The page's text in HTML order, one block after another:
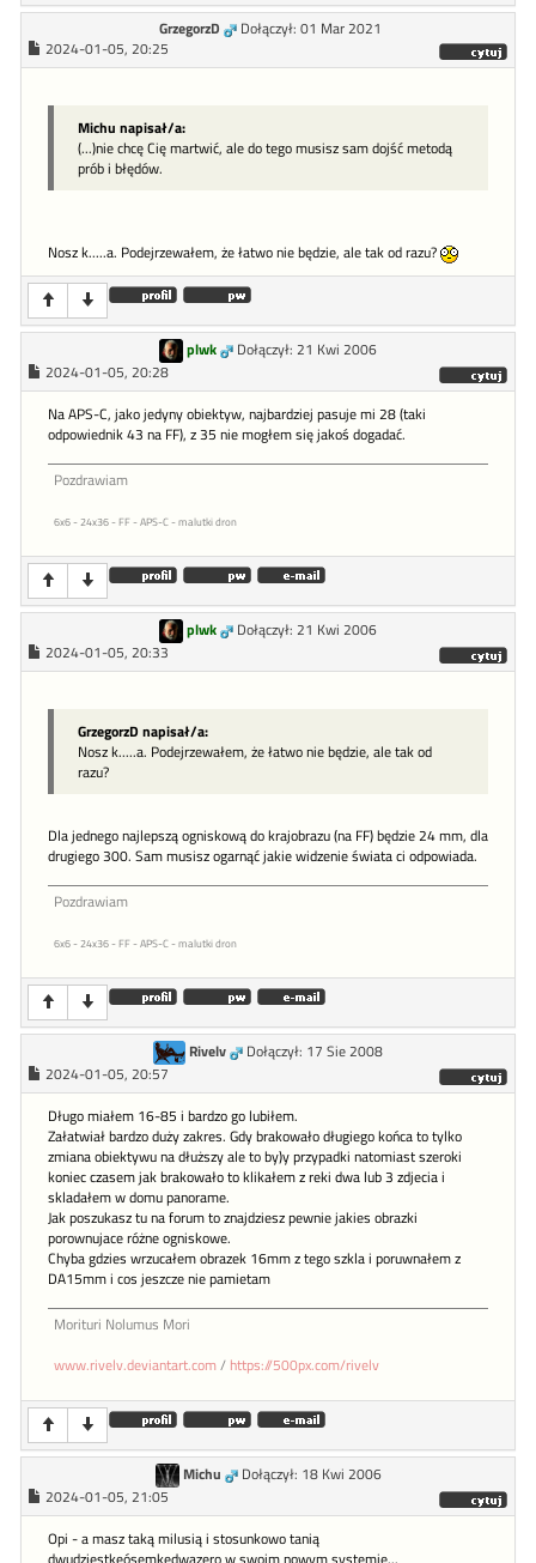
GrzegorzD
Dołączył: 01 Mar 2021
2024-01-05, 20:25
Michu napisał/a:
(...)nie chcę Cię martwić, ale do tego musisz sam dojść metodą
prób i błędów.
Nosz k.....a. Podejrzewałem, że łatwo nie będzie, ale tak od razu?
plwk
Dołączył: 21 Kwi 2006
2024-01-05, 20:28
Na APS-C, jako jedyny obiektyw, najbardziej pasuje mi 28 (taki
odpowiednik 43 na FF), z 35 nie mogłem się jakoś dogadać.
Pozdrawiam
6x6 - 24x36 - FF - APS-C - malutki dron
plwk
Dołączył: 21 Kwi 2006
2024-01-05, 20:33
GrzegorzD napisał/a:
Nosz k.....a. Podejrzewałem, że łatwo nie będzie, ale tak od
razu?
Dla jednego najlepszą ogniskową do krajobrazu (na FF) będzie 24 mm, dla
drugiego 300. Sam musisz ogarnąć jakie widzenie świata ci odpowiada.
Pozdrawiam
6x6 - 24x36 - FF - APS-C - malutki dron
Rivelv
Dołączył: 17 Sie 2008
2024-01-05, 20:57
Długo miałem 16-85 i bardzo go lubiłem.
Załatwiał bardzo duży zakres. Gdy brakowało długiego końca to tylko
zmiana obiektywu na dłuższy ale to by)y przypadki natomiast szeroki
koniec czasem jak brakowało to klikałem z reki dwa lub 3 zdjecia i
skladałem w domu panorame.
Jak poszukasz tu na forum to znajdziesz pewnie jakies obrazki
porownujace różne ogniskowe.
Chyba gdzies wrzucałem obrazek 16mm z tego szkla i poruwnałem z
DA15mm i cos jeszcze nie pamietam
Morituri Nolumus Mori
www.rivelv.deviantart.com/ https://500px.com/rivelv
Michu
Dołączył: 18 Kwi 2006
2024-01-05, 21:05
Opi - a masz taką milusią i stosunkowo tanią